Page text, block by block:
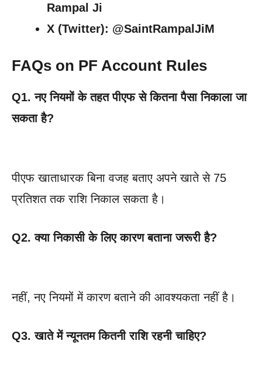
Rampal Ji
X (Twitter): @SaintRampalJiM
FAQs on PF Account Rules
Q1. नए नियमों के तहत पीएफ से कितना पैसा निकाला जा
सकता है?
पीएफ खाताधारक बिना वजह बताए अपने खाते से 75
प्रतिशत तक राशि निकाल सकता है।
Q2. क्या निकासी के लिए कारण बताना जरूरी है?
नहीं, नए नियमों में कारण बताने की आवश्यकता नहीं है।
Q3. खाते में न्यूनतम कितनी राशि रहनी चाहिए?